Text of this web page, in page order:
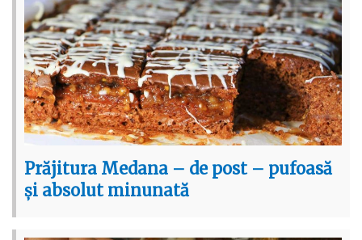
Prăjitura Medana – de post – pufoasă
și absolut minunată